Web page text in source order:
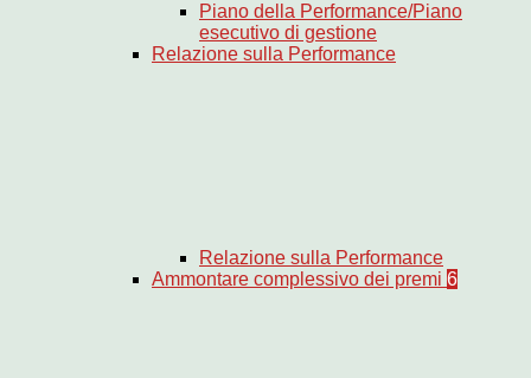
Piano della Performance/Piano
esecutivo di gestione
Relazione sulla Performance
Relazione sulla Performance
Ammontare complessivo dei premi 6